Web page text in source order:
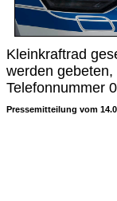
Kleinkraftrad
werden
Telefonnummer
Pressemitteilung vom